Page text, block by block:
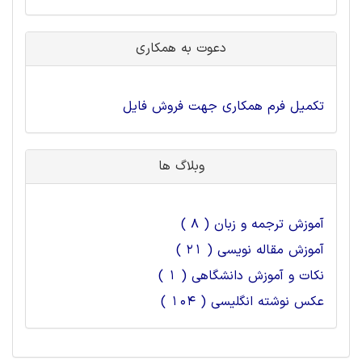
دعوت به همکاری
تکمیل فرم همکاری جهت فروش فایل
وبلاگ ها
آموزش ترجمه و زبان ( 8 )
آموزش مقاله نویسی ( 21 )
نکات و آموزش دانشگاهی ( 1 )
عکس نوشته انگلیسی ( 104 )